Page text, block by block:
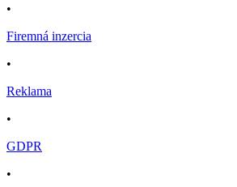
•
Firemná inzercia
•
Reklama
•
GDPR
•